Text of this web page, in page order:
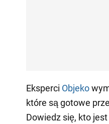
Eksperci Objeko
które są gotowe
Dowiedz się, kto